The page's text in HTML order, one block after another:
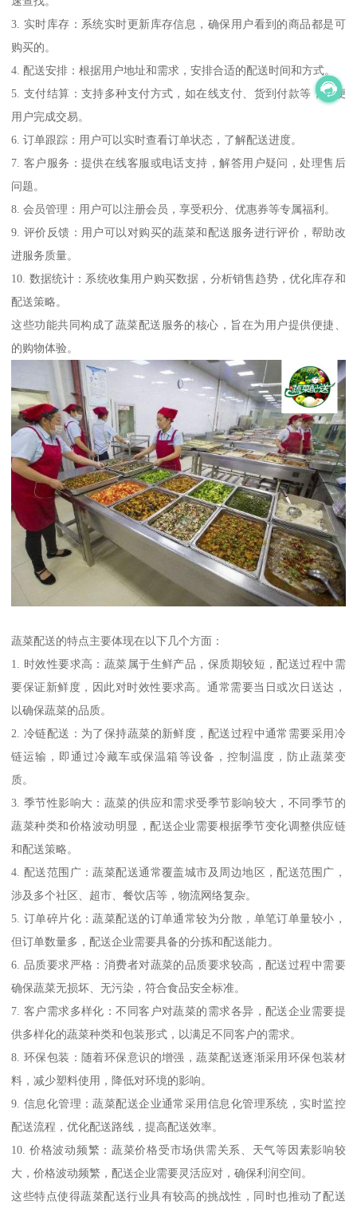
3. 实时库存：系统实时更新库存信息，确保用户看到的商品都是可
购买的。
4. 配送安排：根据用户地址和需求，安排合适的配送时间和方式。
5. 支付结算：支持多种支付方式，如在线支付、货到付款等，方便
用户完成交易。
6. 订单跟踪：用户可以实时查看订单状态，了解配送进度。
7. 客户服务：提供在线客服或电话支持，解答用户疑问，处理售后
问题。
8. 会员管理：用户可以注册会员，享受积分、优惠券等专属福利。
9. 评价反馈：用户可以对购买的蔬菜和配送服务进行评价，帮助改
进服务质量。
10. 数据统计：系统收集用户购买数据，分析销售趋势，优化库存和
配送策略。
这些功能共同构成了蔬菜配送服务的核心，旨在为用户提供便捷、
的购物体验。
蔬菜配送的特点主要体现在以下几个方面：
1. 时效性要求高：蔬菜属于生鲜产品，保质期较短，配送过程中需
要保证新鲜度，因此对时效性要求高。通常需要当日或次日送达，
以确保蔬菜的品质。
2. 冷链配送：为了保持蔬菜的新鲜度，配送过程中通常需要采用冷
链运输，即通过冷藏车或保温箱等设备，控制温度，防止蔬菜变
质。
3. 季节性影响大：蔬菜的供应和需求受季节影响较大，不同季节的
蔬菜种类和价格波动明显，配送企业需要根据季节变化调整供应链
和配送策略。
4. 配送范围广：蔬菜配送通常覆盖城市及周边地区，配送范围广，
涉及多个社区、超市、餐饮店等，物流网络复杂。
5. 订单碎片化：蔬菜配送的订单通常较为分散，单笔订单量较小，
但订单数量多，配送企业需要具备的分拣和配送能力。
6. 品质要求严格：消费者对蔬菜的品质要求较高，配送过程中需要
确保蔬菜无损坏、无污染，符合食品安全标准。
7. 客户需求多样化：不同客户对蔬菜的需求各异，配送企业需要提
供多样化的蔬菜种类和包装形式，以满足不同客户的需求。
8. 环保包装：随着环保意识的增强，蔬菜配送逐渐采用环保包装材
料，减少塑料使用，降低对环境的影响。
9. 信息化管理：蔬菜配送企业通常采用信息化管理系统，实时监控
配送流程，优化配送路线，提高配送效率。
10. 价格波动频繁：蔬菜价格受市场供需关系、天气等因素影响较
大，价格波动频繁，配送企业需要灵活应对，确保利润空间。
这些特点使得蔬菜配送行业具有较高的挑战性，同时也推动了配送